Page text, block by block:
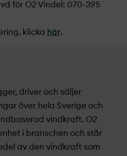
vd för O2 Vindel: 070-395
klicka här.
driver och säljer
över hela Sverige och
vindkraft. O2
i branschen och står
av den vindkraft som